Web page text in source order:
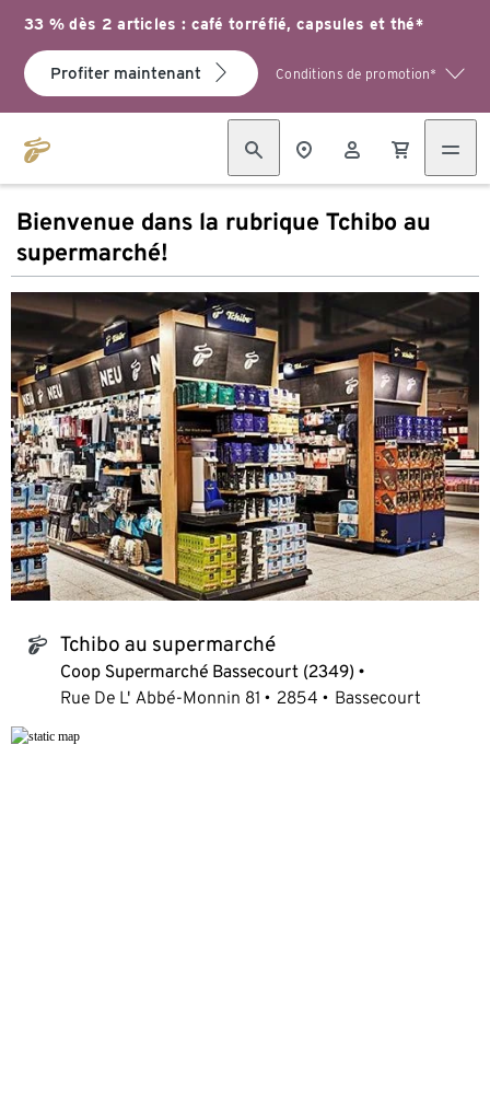
33 % dès 2 articles : café torréfié, capsules et thé*
Profiter maintenant Conditions de promotion*
Bienvenue dans la rubrique Tchibo au
supermarché!
tchibo_logo Tchibo au supermarché
Coop Supermarché Bassecourt (2349)
Rue De L' Abbé-Monnin 81
2854 Bassecourt